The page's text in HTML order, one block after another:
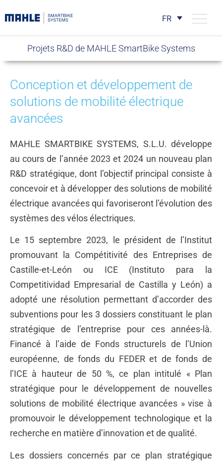
FR
Projets R&D de MAHLE SmartBike Systems
Conception et développement de
solutions de mobilité électrique
avancées
MAHLE SMARTBIKE SYSTEMS, S.L.U. développe
au cours de l’année 2023 et 2024 un nouveau plan
R&D stratégique, dont l’objectif principal consiste à
concevoir et à développer des solutions de mobilité
électrique avancées qui favoriseront l’évolution des
systèmes des vélos électriques.
Le 15 septembre 2023, le président de l’Institut
promouvant la Compétitivité des Entreprises de
Castille-et-León ou ICE (Instituto para la
Competitividad Empresarial de Castilla y León) a
adopté une résolution permettant d’accorder des
subventions pour les 3 dossiers constituant le plan
stratégique de l’entreprise pour ces années-là.
Financé à l’aide de Fonds structurels de l’Union
européenne, de fonds du FEDER et de fonds de
l’ICE à hauteur de 50 %, ce plan intitulé « Plan
stratégique pour le développement de nouvelles
solutions de mobilité électrique avancées » vise à
promouvoir le développement technologique et la
recherche en matière d’innovation et de qualité.
Les dossiers concernés par ce plan stratégique